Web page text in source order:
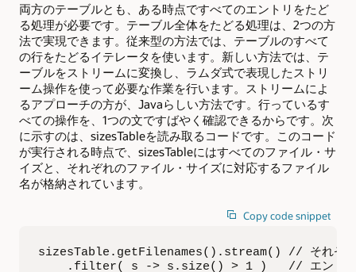
両方のテーブルとも、ある時点ですべてのエントリをたど
る処理が必要です。テーブル全体をたどる処理は、2つの方
法で実現できます。従来型の方法では、テーブルのすべて
の行をたどるイテレータを使います。新しい方法では、テ
ーブルをストリームに変換し、ラムダ式で表現したストリ
ーム操作を使って必要な作業を行います。ストリームによ
るアプローチの方が、Javaらしい方法です。行っているす
べての操作を、1つの文ですばやく確認できるからです。次
に示すのは、sizesTableを読み取るコードです。このコード
が実行される時点で、sizesTableにはすべてのファイル・サ
イズと、それぞれのファイル・サイズに対応するファイル
名が格納されています。
Copy code snippet
sizesTable.getFilenames().stream() // それぞれの
.filter( s -> s.size() > 1 )   // エントリ